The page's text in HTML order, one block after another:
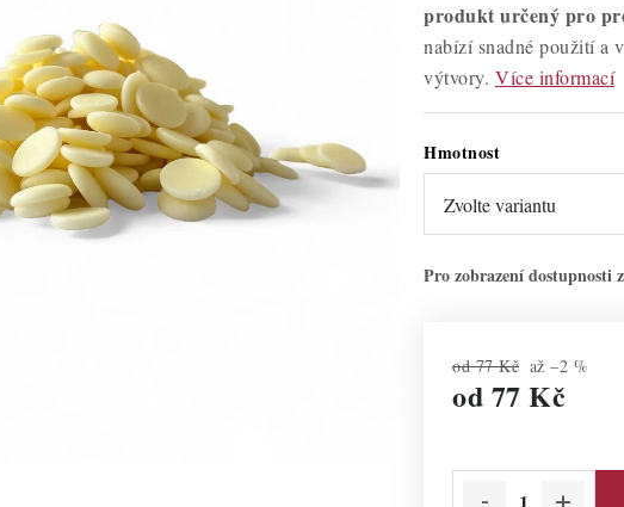
produkt určený pro
nabízí snadné použití a
výtvory. Více informací
Hmotnost
od 77 Kč až –2 %
od 77 Kč